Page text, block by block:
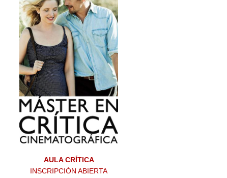
AULA CRÍTICA
INSCRIPCIÓN ABIERTA